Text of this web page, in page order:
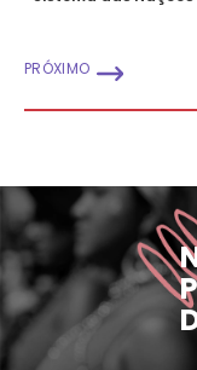
PRÓXIMO